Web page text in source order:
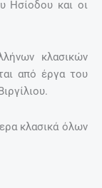
Ησίοδου και οι
κλασικών
από έργα του
κλασικά όλων